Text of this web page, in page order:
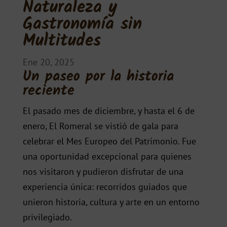
Naturaleza y
Gastronomía sin
Multitudes
Ene 20, 2025
Un paseo por la historia
reciente
El pasado mes de diciembre, y hasta el 6 de
enero, El Romeral se vistió de gala para
celebrar el Mes Europeo del Patrimonio. Fue
una oportunidad excepcional para quienes
nos visitaron y pudieron disfrutar de una
experiencia única: recorridos guiados que
unieron historia, cultura y arte en un entorno
privilegiado.